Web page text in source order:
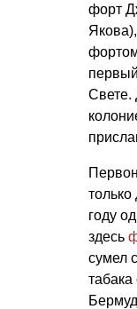
форт
Свете.
году
здесь
сумел